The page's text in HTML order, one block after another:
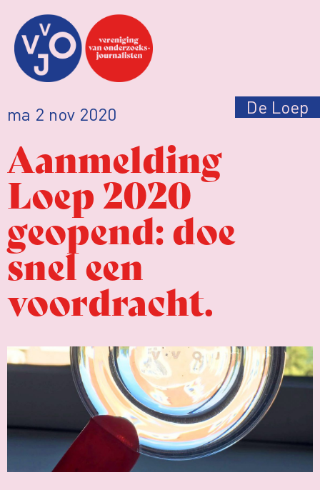
ma 2 nov 2020 De Loep
Aanmelding
Loep 2020
geopend: doe
snel een
voordracht.